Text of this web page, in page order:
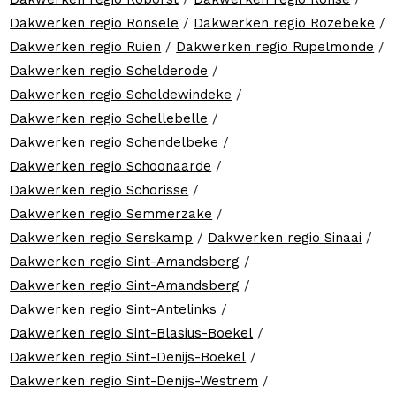
Dakwerken regio Ronsele / Dakwerken regio Rozebeke /
Dakwerken regio Ruien / Dakwerken regio Rupelmonde /
Dakwerken regio Schelderode /
Dakwerken regio Scheldewindeke /
Dakwerken regio Schellebelle /
Dakwerken regio Schendelbeke /
Dakwerken regio Schoonaarde /
Dakwerken regio Schorisse /
Dakwerken regio Semmerzake /
Dakwerken regio Serskamp / Dakwerken regio Sinaai /
Dakwerken regio Sint-Amandsberg /
Dakwerken regio Sint-Amandsberg /
Dakwerken regio Sint-Antelinks /
Dakwerken regio Sint-Blasius-Boekel /
Dakwerken regio Sint-Denijs-Boekel /
Dakwerken regio Sint-Denijs-Westrem /